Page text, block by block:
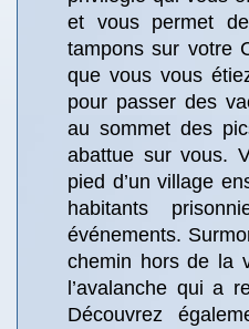
et vous permet
tampons sur votre
que vous vous
pour passer des
au sommet des
abattue sur vous.
pied d’un village
habitants
événements.
chemin hors de la
l’avalanche qui a
Découvrez